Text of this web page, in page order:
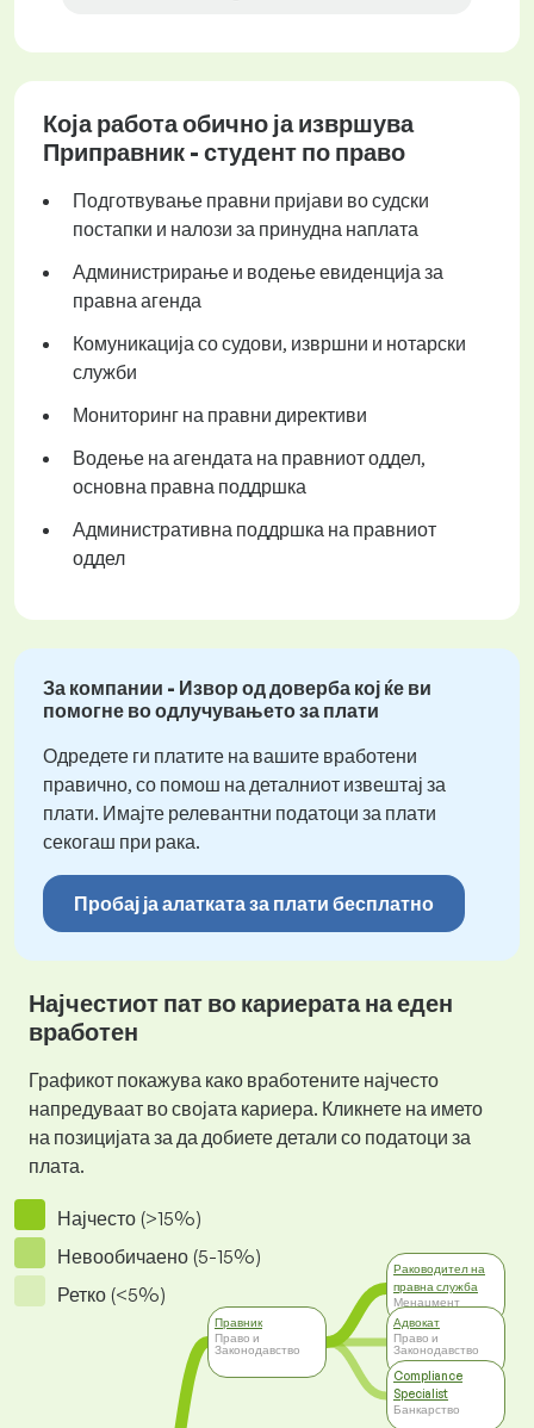
Која работа обично ја извршува
Приправник - студент по право
Подготвување правни пријави во судски
постапки и налози за принудна наплата
Администрирање и водење евиденција за
правна агенда
Комуникација со судови, извршни и нотарски
служби
Мониторинг на правни директиви
Водење на агендата на правниот оддел,
основна правна поддршка
Административна поддршка на правниот
оддел
За компании - Извор од доверба кој ќе ви
помогне во одлучувањето за плати
Одредете ги платите на вашите вработени
правично, со помош на деталниот извештај за
плати. Имајте релевантни податоци за плати
секогаш при рака.
Пробај ја алатката за плати бесплатно
Најчестиот пат во кариерата на еден
вработен
Графикот покажува како вработените најчесто
напредуваат во својата кариера. Кликнете на името
на позицијата за да добиете детали со податоци за
плата.
Најчесто (>15%)
Невообичаено (5-15%)
Ретко (<5%)
Правник
Право и
Законодавство
Раководител на
правна служба
Менаџмент
Адвокат
Право и
Законодавство
Compliance
Specialist
Банкарство